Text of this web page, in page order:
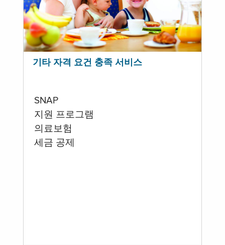
기타 자격 요건 충족 서비스
SNAP
지원 프로그램
의료보험
세금 공제